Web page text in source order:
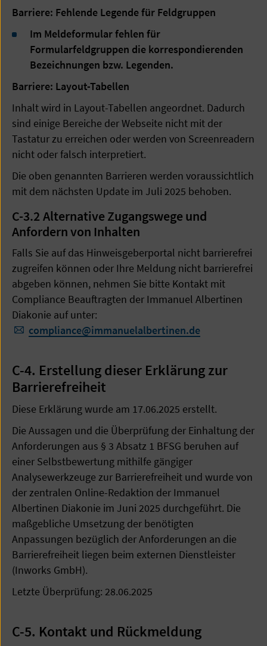
Barriere: Fehlende Legende für Feldgruppen
Im Meldeformular fehlen für
Formularfeldgruppen die korrespondierenden
Bezeichnungen bzw. Legenden.
Barriere: Layout-Tabellen
Inhalt wird in Layout-Tabellen angeordnet. Dadurch
sind einige Bereiche der Webseite nicht mit der
Tastatur zu erreichen oder werden von Screenreadern
nicht oder falsch interpretiert.
Die oben genannten Barrieren werden voraussichtlich
mit dem nächsten Update im Juli 2025 behoben.
C-3.2 Alternative Zugangswege und
Anfordern von Inhalten
Falls Sie auf das Hinweisgeberportal nicht barrierefrei
zugreifen können oder Ihre Meldung nicht barrierefrei
abgeben können, nehmen Sie bitte Kontakt mit
Compliance Beauftragten der Immanuel Albertinen
Diakonie auf unter:
​​​​​​​compliance@immanuelalbertinen.de
C-4. Erstellung dieser Erklärung zur
Barrierefreiheit
Diese Erklärung wurde am 17.06.2025 erstellt.
Die Aussagen und die Überprüfung der Einhaltung der
Anforderungen aus § 3 Absatz 1 BFSG beruhen auf
einer Selbstbewertung mithilfe gängiger
Analysewerkzeuge zur Barrierefreiheit und wurde von
der zentralen Online-Redaktion der Immanuel
Albertinen Diakonie im Juni 2025 durchgeführt. Die
maßgebliche Umsetzung der benötigten
Anpassungen bezüglich der Anforderungen an die
Barrierefreiheit liegen beim externen Dienstleister
(Inworks GmbH).
Letzte Überprüfung: 28.06.2025
C-5. Kontakt und Rückmeldung